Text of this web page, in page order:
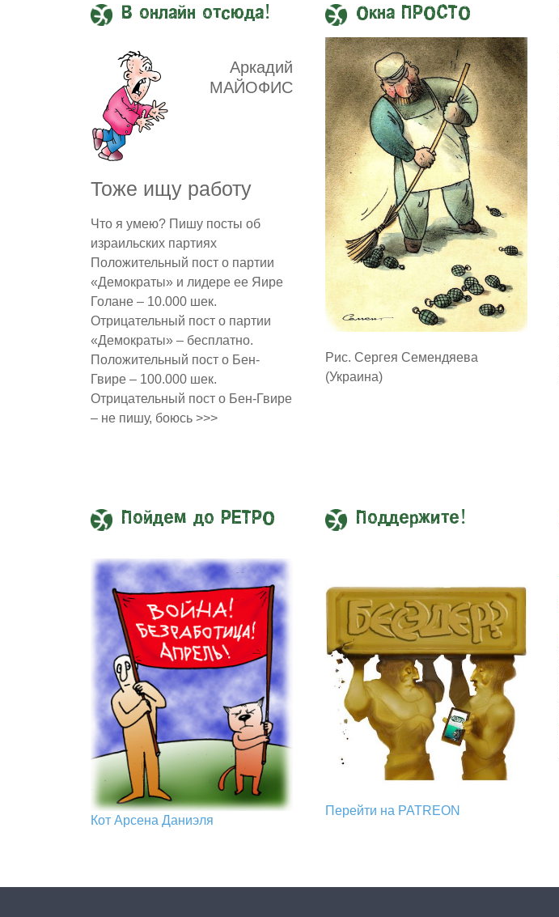
В онлайн отсюда!
Аркадий
МАЙОФИС
Тоже ищу работу
Что я умею? Пишу посты об
израильских партиях
Положительный пост о партии
«Демократы» и лидере ее Яире
Голане – 10.000 шек.
Отрицательный пост о партии
«Демократы» – бесплатно.
Положительный пост о Бен-
Гвире – 100.000 шек.
Отрицательный пост о Бен-Гвире
– не пишу, боюсь >>>
Окна ПРОСТО
Рис. Сергея Семендяева
(Украина)
Пойдем до РЕТРО
Кот Арcена Даниэля
Поддержите!
Перейти на PATREON